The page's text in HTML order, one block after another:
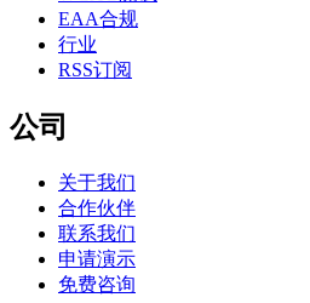
EAA合规
行业
RSS订阅
公司
关于我们
合作伙伴
联系我们
申请演示
免费咨询